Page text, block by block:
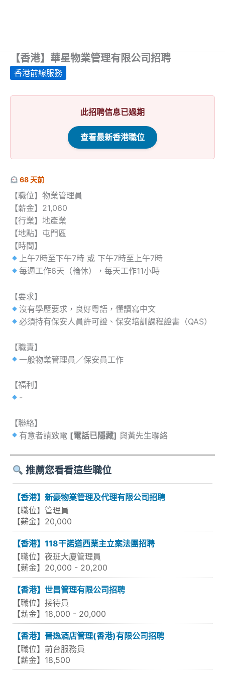
【香港】華星物業管理有限公司招聘
香港前線服務
此招聘信息已過期
查看最新香港職位
68 天前
【職位】物業管理員
【薪金】21,060
【行業】地產業
【地點】屯門區
【時間】
上午7時至下午7時 或 下午7時至上午7時
每週工作6天（輪休），每天工作11小時
【要求】
沒有學歷要求，良好粵語，懂讀寫中文
必須持有保安人員許可證、保安培訓課程證書（QAS）
【職責】
一般物業管理員／保安員工作
【福利】
-
【聯絡】
有意者請致電 [電話已隱藏] 與黃先生聯絡
推薦您看看這些職位
【香港】新豪物業管理及代理有限公司招聘
【職位】管理員
【薪金】20,000
【香港】118干諾道西業主立案法團招聘
【職位】夜班大廈管理員
【薪金】20,000 - 20,200
【香港】世昌管理有限公司招聘
【職位】接待員
【薪金】18,000 - 20,000
【香港】晉逸酒店管理(香港)有限公司招聘
【職位】前台服務員
【薪金】18,500